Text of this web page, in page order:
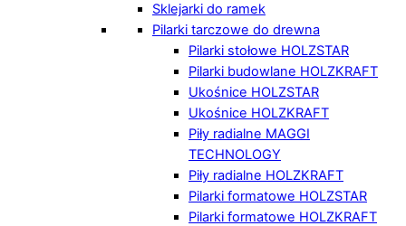
Sklejarki do ramek
Pilarki tarczowe do drewna
Pilarki stołowe HOLZSTAR
Pilarki budowlane HOLZKRAFT
Ukośnice HOLZSTAR
Ukośnice HOLZKRAFT
Piły radialne MAGGI
TECHNOLOGY
Piły radialne HOLZKRAFT
Pilarki formatowe HOLZSTAR
Pilarki formatowe HOLZKRAFT